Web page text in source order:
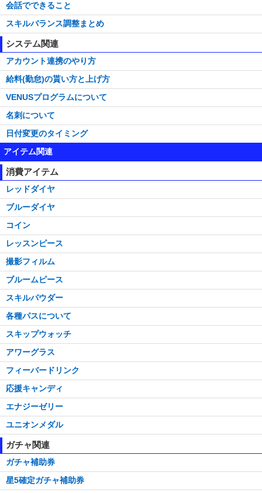
会話でできること
スキルバランス調整まとめ
システム関連
アカウント連携のやり方
給料(勤怠)の貰い方と上げ方
VENUSプログラムについて
名刺について
日付変更のタイミング
アイテム関連
消費アイテム
レッドダイヤ
ブルーダイヤ
コイン
レッスンピース
撮影フィルム
ブルームピース
スキルパウダー
各種パスについて
スキップウォッチ
アワーグラス
フィーバードリンク
応援キャンディ
エナジーゼリー
ユニオンメダル
ガチャ関連
ガチャ補助券
星5確定ガチャ補助券